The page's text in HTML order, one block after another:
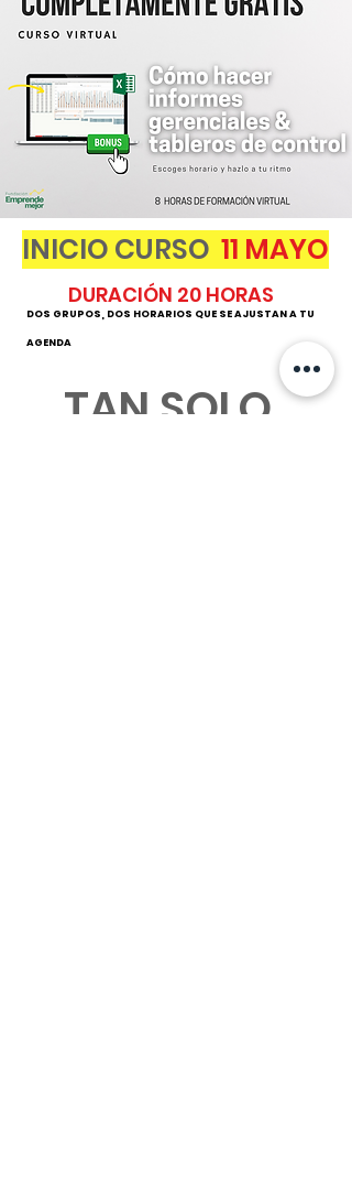
INICIO CURSO 11 MAYO
DURACIÓN 20 HORAS
DOS GRUPOS, DOS HORARIOS QUE SE AJUSTAN A TU
AGENDA
TAN SOLO